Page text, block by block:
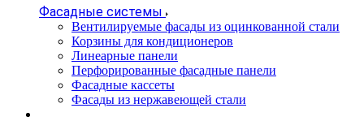
Фасадные системы
Вентилируемые фасады из оцинкованной стали
Корзины для кондиционеров
Линеарные панели
Перфорированные фасадные панели
Фасадные кассеты
Фасады из нержавеющей стали